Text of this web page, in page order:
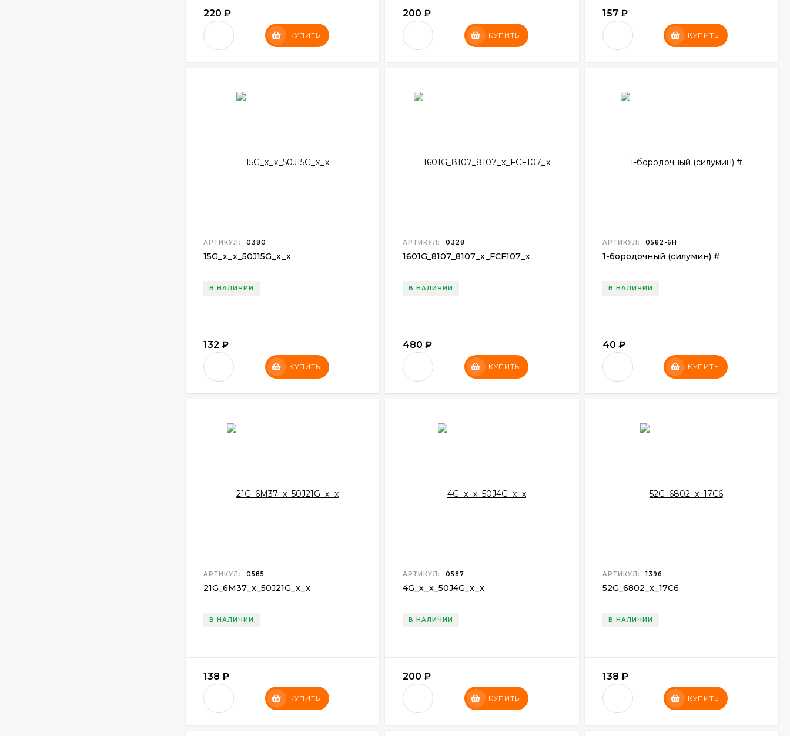
220 ₽
КУПИТЬ
200₽
КУПИТЬ
157 ₽
КУПИТЬ
АРТИКУЛ: 0380
15G x x 50J15G x _x
В НАЛИЧИИ
132 ₽
КУПИТЬ
АРТИКУЛ: 0328
1601G _8107 _8107 _x FCF107 _x
В НАЛИЧИИ
480₽
КУПИТЬ
АРТИКУЛ: 0582-6Н
1-бородочный (силумин) #
В НАЛИЧИИ
40 ₽
КУПИТЬ
АРТИКУЛ: 0585
21G 6M37 x 50J21G x _x
В НАЛИЧИИ
138 ₽
КУПИТЬ
АРТИКУЛ: 0587
4G _x _x _50J4G _x _x
В НАЛИЧИИ
200₽
КУПИТЬ
АРТИКУЛ: 1396
52G 6802 x 17C6
В НАЛИЧИИ
138 ₽
КУПИТЬ